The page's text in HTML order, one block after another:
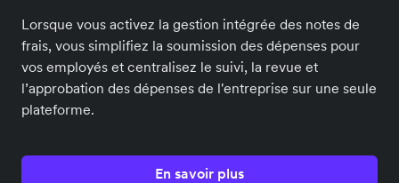
Lorsque vous activez la gestion intégrée des notes de
frais, vous simplifiez la soumission des dépenses pour
vos employés et centralisez le suivi, la revue et
l’approbation des dépenses de l'entreprise sur une seule
plateforme.
En savoir plus